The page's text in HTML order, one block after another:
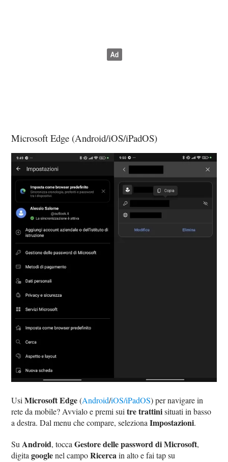
Microsoft Edge (Android/iOS/iPadOS)
UsiMicrosoft Edge(Android/iOS/iPadOS) per navigare in
rete da mobile? Avvialo e premi suitre trattinisituati in basso
a destra. Dal menu che compare, selezionaImpostazioni.
Su Android, toccaGestore delle password di Microsoft,
digitagooglenel campoRicercain alto e fai tap su